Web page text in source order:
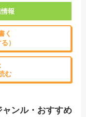
報
く
）
む
ンル・おすすめ